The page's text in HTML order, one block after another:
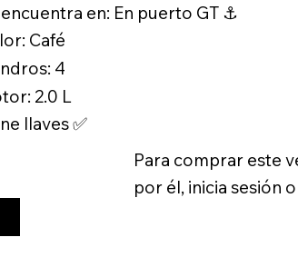
Café
2.0 L
llaves ✅
en: En puerto GT ⚓
4
Para comprar este
por él, inicia sesión